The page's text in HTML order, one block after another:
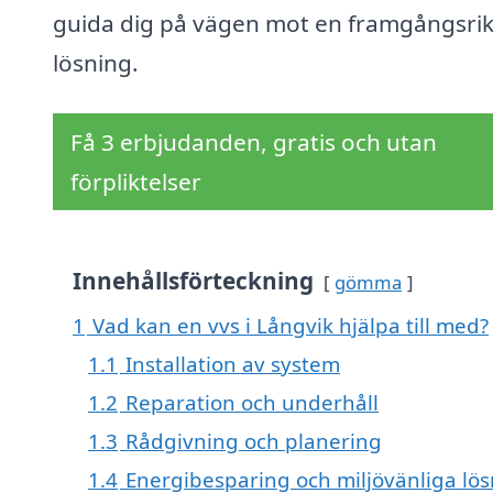
guida dig på vägen mot en framgångsrik
lösning.
Få 3 erbjudanden, gratis och utan
förpliktelser
Innehållsförteckning gömma
1 Vad kan en vvs i Långvik hjälpa till med?
1.1 Installation av system
1.2 Reparation och underhåll
1.3 Rådgivning och planering
1.4 Energibesparing och miljövänliga